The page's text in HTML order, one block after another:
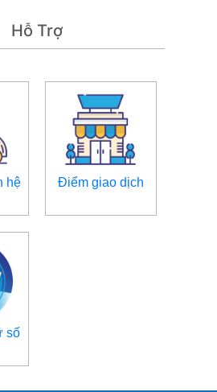
Hỗ Trợ
hệ Điểm giao dịch
số